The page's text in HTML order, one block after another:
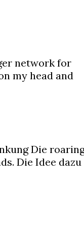
network for
my head and
Die
Die Idee dazu